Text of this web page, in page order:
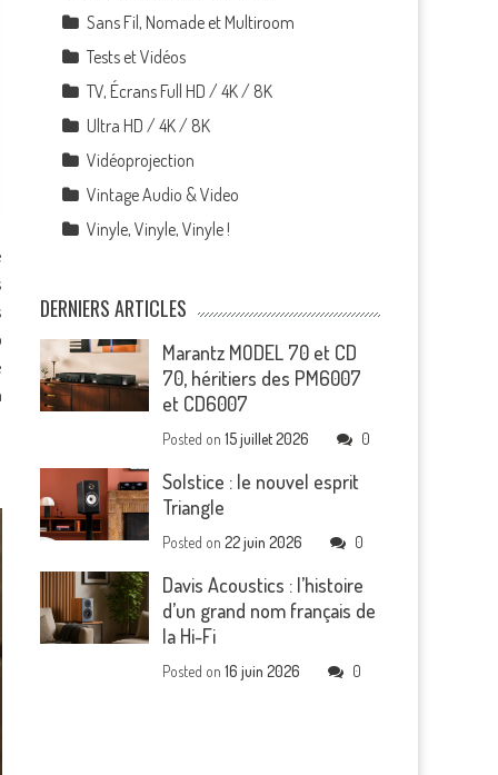
Sans Fil, Nomade et Multiroom
Tests et Vidéos
TV, Écrans Full HD / 4K / 8K
Ultra HD / 4K / 8K
Vidéoprojection
Vintage Audio & Video
Vinyle, Vinyle, Vinyle !
DERNIERS ARTICLES
Marantz MODEL 70 et CD
70, héritiers des PM6007
et CD6007
Posted on15 juillet 2026 0
Solstice : le nouvel esprit
Triangle
Posted on22 juin 2026 0
Davis Acoustics : l’histoire
d’un grand nom français de
la Hi-Fi
Posted on16 juin 2026 0